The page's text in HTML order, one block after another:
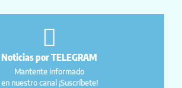
Noticias por TELEGRAM
Mantente informado
en nuestro canal ¡Suscríbete!